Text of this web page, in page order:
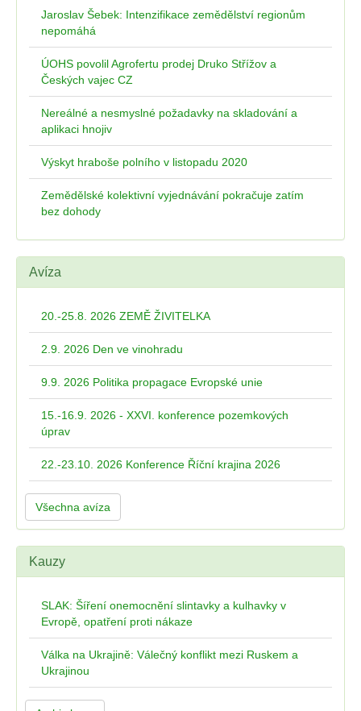
Jaroslav Šebek: Intenzifikace zemědělství regionům
nepomáhá
ÚOHS povolil Agrofertu prodej Druko Střížov a
Českých vajec CZ
Nereálné a nesmyslné požadavky na skladování a
aplikaci hnojiv
Výskyt hraboše polního v listopadu 2020
Zemědělské kolektivní vyjednávání pokračuje zatím
bez dohody
Avíza
20.-25.8. 2026 ZEMĚ ŽIVITELKA
2.9. 2026 Den ve vinohradu
9.9. 2026 Politika propagace Evropské unie
15.-16.9. 2026 - XXVI. konference pozemkových
úprav
22.-23.10. 2026 Konference Říční krajina 2026
Všechna avíza
Kauzy
SLAK: Šíření onemocnění slintavky a kulhavky v
Evropě, opatření proti nákaze
Válka na Ukrajině: Válečný konflikt mezi Ruskem a
Ukrajinou